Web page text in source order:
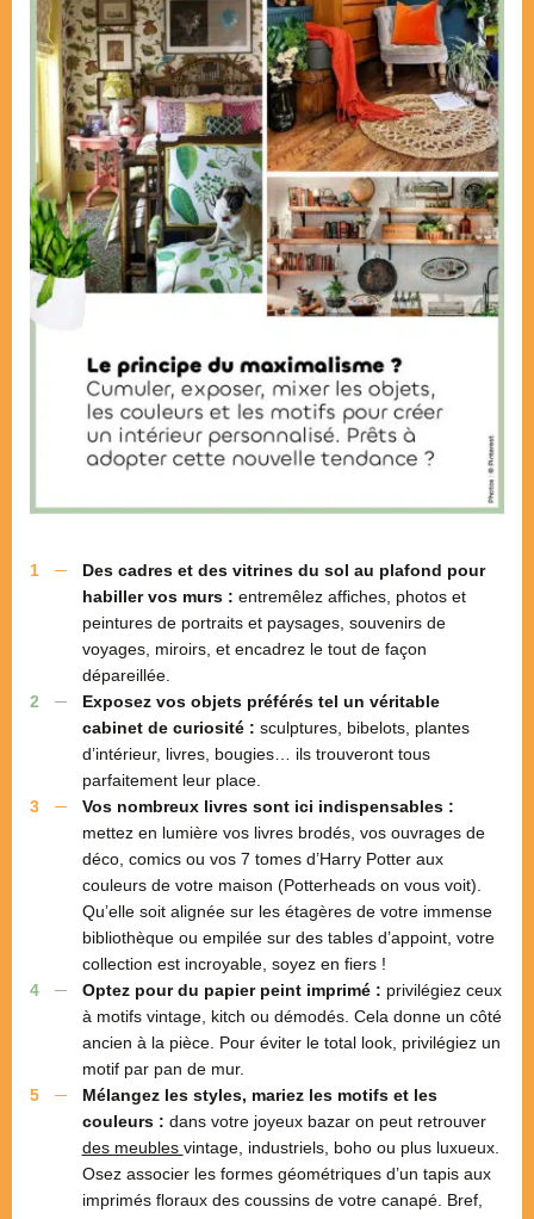
Des cadres et des vitrines du sol au plafond pour
habiller vos murs : entremêlez affiches, photos et
peintures de portraits et paysages, souvenirs de
voyages, miroirs, et encadrez le tout de façon
dépareillée.
Exposez vos objets préférés tel un véritable
cabinet de curiosité : sculptures, bibelots, plantes
d’intérieur, livres, bougies… ils trouveront tous
parfaitement leur place.
Vos nombreux livres sont ici indispensables :
mettez en lumière vos livres brodés, vos ouvrages de
déco, comics ou vos 7 tomes d’Harry Potter aux
couleurs de votre maison (Potterheads on vous voit).
Qu’elle soit alignée sur les étagères de votre immense
bibliothèque ou empilée sur des tables d’appoint, votre
collection est incroyable, soyez en fiers !
Optez pour du papier peint imprimé : privilégiez ceux
à motifs vintage, kitch ou démodés. Cela donne un côté
ancien à la pièce. Pour éviter le total look, privilégiez un
motif par pan de mur.
Mélangez les styles, mariez les motifs et les
couleurs : dans votre joyeux bazar on peut retrouver
des meubles vintage, industriels, boho ou plus luxueux.
Osez associer les formes géométriques d’un tapis aux
imprimés floraux des coussins de votre canapé. Bref,